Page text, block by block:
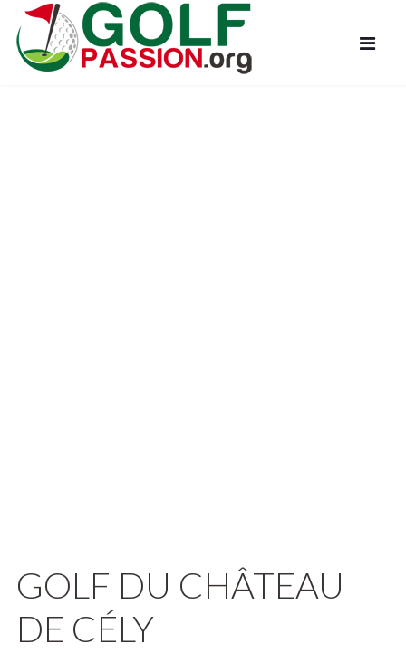
GOLF DU CHÂTEAU
DE CÉLY